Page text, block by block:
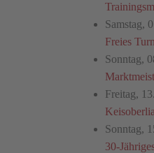
Samstag,
Freies
Sonntag,
Freitag,
Sonntag,
30-